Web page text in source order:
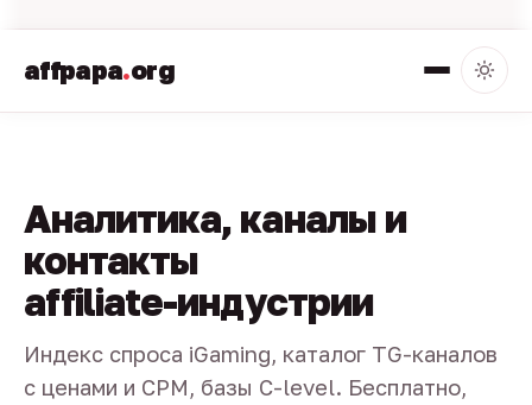
affpapa.org
Аналитика, каналы и
контакты
affiliate-индустрии
Индекс спроса iGaming, каталог TG-каналов
с ценами и CPM, базы C-level. Бесплатно,